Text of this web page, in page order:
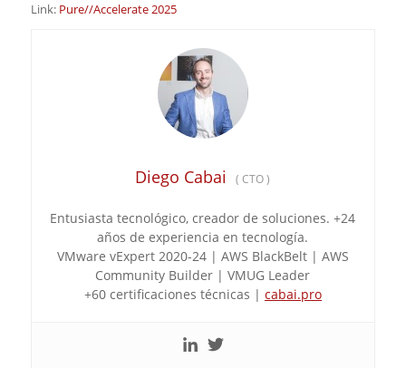
Link: Pure//Accelerate 2025
Diego Cabai ( CTO)
Entusiasta tecnológico, creador de soluciones. +24
años de experiencia en tecnologí­a.
VMware vExpert 2020-24 | AWS BlackBelt | AWS
Community Builder | VMUG Leader
+60 certificaciones técnicas | cabai.pro